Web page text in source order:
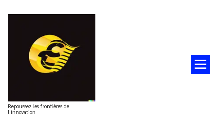
Repoussez les frontières de
l'innovation